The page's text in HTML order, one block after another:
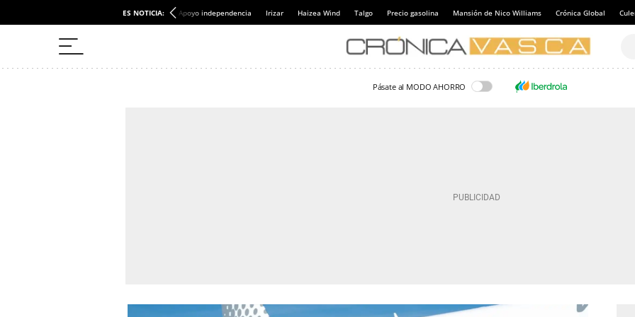
ES NOTICIA: Apoyo independencia Irizar Haizea Wind Talgo Precio gasolina Mansión de Nico Williams Crónica Global
Pásate al MODO AHORRO